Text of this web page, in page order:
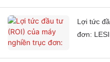
Lợi tức
đơn: